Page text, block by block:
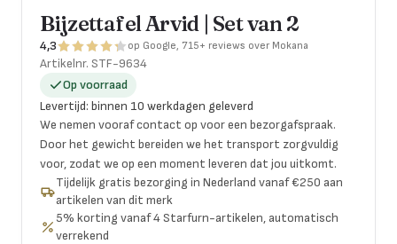
Bijzettafel Arvid | Set van 2
4,3 op Google, 715+ reviews over Mokana
Artikelnr. STF-9634
Op voorraad
Levertijd: binnen 10 werkdagen geleverd
We nemen vooraf contact op voor een bezorgafspraak.
Door het gewicht bereiden we het transport zorgvuldig
voor, zodat we op een moment leveren dat jou uitkomt.
Tijdelijk gratis bezorging in Nederland vanaf €250 aan
artikelen van dit merk
5% korting vanaf 4 Starfurn-artikelen, automatisch
verrekend